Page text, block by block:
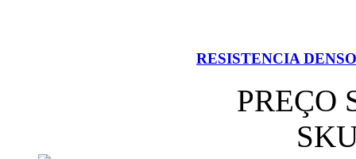
RESISTENCIA
PREÇO